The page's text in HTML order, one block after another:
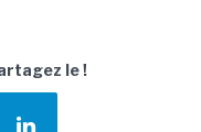
le !